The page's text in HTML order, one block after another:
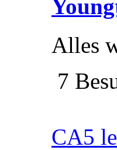
Alles
7
CA5